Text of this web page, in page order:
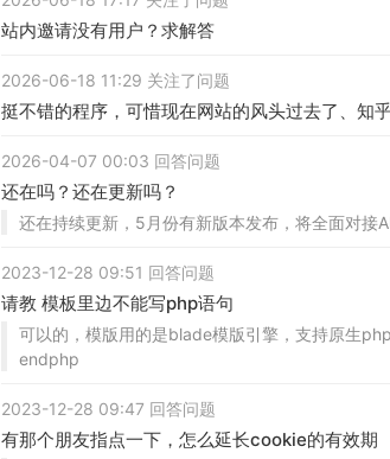
站内邀请没有用户？求解答
2026-06-18 11:29 关注了问题
挺不错的程序，可惜现在网站的风头过去了、知
2026-04-07 00:03 回答问题
还在吗？还在更新吗？
还在持续更新，5月份有新版本发布，将全面对接
2023-12-28 09:51 回答问题
请教 模板里边不能写php语句
可以的，模版用的是blade模版引擎，支持原生
endphp
2023-12-28 09:47 回答问题
有那个朋友指点一下，怎么延长cookie的有效期